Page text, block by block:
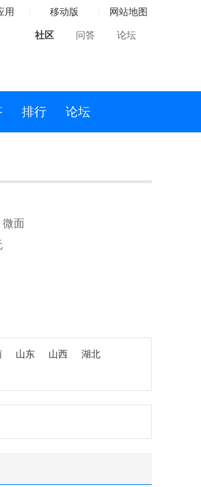
用 移动版 网站地图
社区 问答 论坛
排行 论坛
微面
山东 山西
湖北